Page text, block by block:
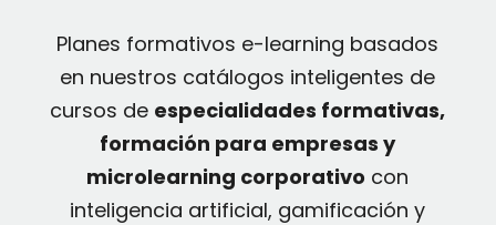
Planes formativos e-learning basados
en nuestros catálogos inteligentes de
cursos de especialidades formativas,
formación para empresas y
microlearning corporativo con
inteligencia artificial, gamificación y